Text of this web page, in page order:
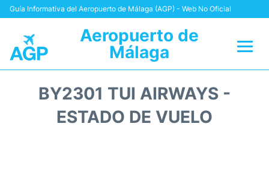
Guía Informativa del Aeropuerto de Málaga (AGP) - Web No Oficial
Aeropuerto de
Málaga
BY2301 TUI AIRWAYS -
ESTADO DE VUELO